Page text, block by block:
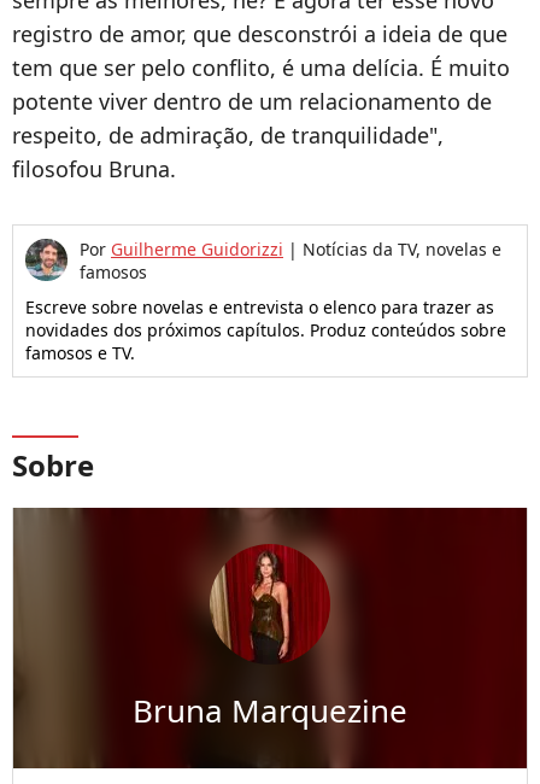
registro de amor, que desconstrói a ideia de que
tem que ser pelo conflito, é uma delícia. É muito
potente viver dentro de um relacionamento de
respeito, de admiração, de tranquilidade",
filosofou Bruna.
Por Guilherme Guidorizzi | Notícias da TV, novelas e
famosos
Escreve sobre novelas e entrevista o elenco para trazer as
novidades dos próximos capítulos. Produz conteúdos sobre
famosos e TV.
Sobre
Bruna Marquezine